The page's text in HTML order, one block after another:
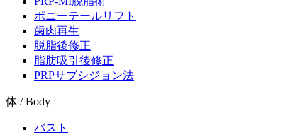
ポニーテールリフト
歯肉再生
脱脂後修正
脂肪吸引後修正
PRPサブシジョン法
体 / Body
バスト